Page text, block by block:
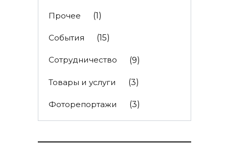
Прочее (1)
События (15)
Сотрудничество (9)
Товары и услуги (3)
Фоторепортажи (3)